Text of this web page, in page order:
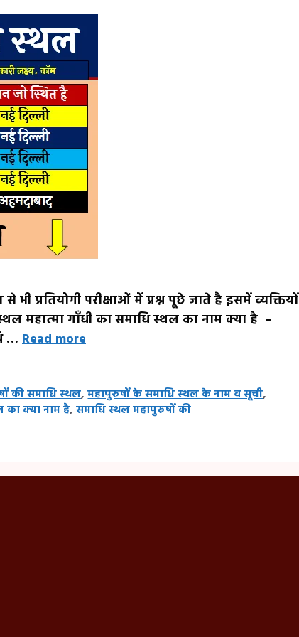
प्रतियोगी परीक्षाओं में प्रश्न पूछे जाते है इसमें व्यक्तियों
महात्मा गाँधी का समाधि स्थल का नाम क्या है –
… Read more
की समाधि स्थल,महापुरुषों के समाधि स्थल के नाम व सूची,
का क्या नाम है, समाधि स्थल महापुरुषों की